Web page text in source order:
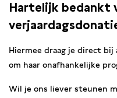
Hartelijk bedankt
Hiermee draag je direct bij
om haar onafhankelijke
Wil je ons liever steunen